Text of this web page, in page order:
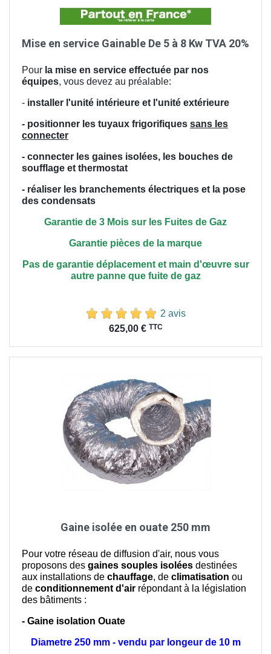
Mise en service Gainable De 5 à 8 Kw TVA 20%
Pour la mise en service effectuée par nos
équipes, vous devez au préalable:
- installer l'unité intérieure et l'unité extérieure
- positionner les tuyaux frigorifiques sans les
connecter
- connecter les gaines isolées, les bouches de
soufflage et thermostat
- réaliser les branchements électriques et la pose
des condensats
Garantie de 3 Mois sur les Fuites de Gaz
Garantie pièces de la marque
Pas de garantie déplacement et main d'œuvresur
autre panne que fuite de gaz
2 avis
625,00 € TTC
Gaine isolée en ouate 250 mm
Pour votre réseau de diffusion d'air, nous vous
proposons des gaines souples isolées destinées
aux installations de chauffage, de climatisation ou
de conditionnement d'air répondant à la législation
des bâtiments :
- Gaine isolation Ouate
Diametre 250 mm - vendu par longeur de 10 m